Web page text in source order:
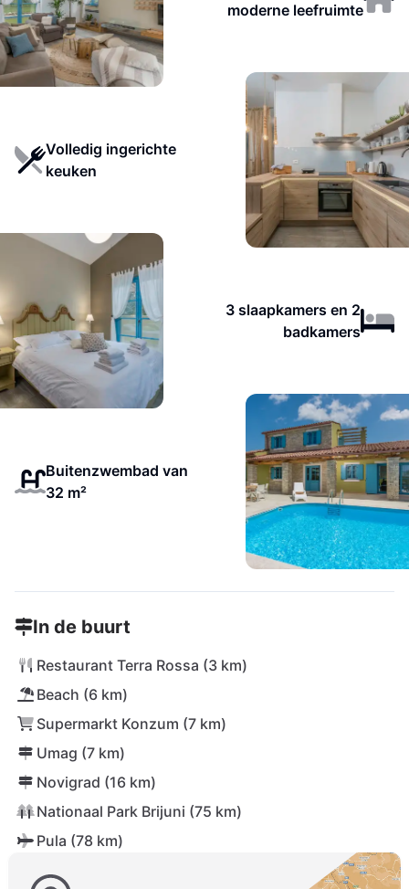
moderne leefruimte
Volledig ingerichte
keuken
3 slaapkamers en 2
badkamers
Buitenzwembad van
32 m²
In de buurt
Restaurant Terra Rossa (3 km)
Beach (6 km)
Supermarkt Konzum (7 km)
Umag (7 km)
Novigrad (16 km)
Nationaal Park Brijuni (75 km)
Pula (78 km)